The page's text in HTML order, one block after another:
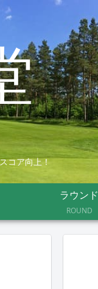
コア向上！
ラウンド
ROUND